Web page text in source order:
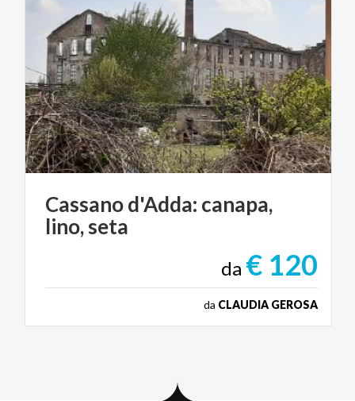
Cassanod'Adda: canapa,
lino,seta
da € 120
da CLAUDIA GEROSA